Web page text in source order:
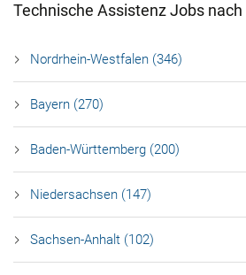
Technische Assistenz Jobs nach
Nordrhein-Westfalen (346)
Bayern (270)
Baden-Württemberg (200)
Niedersachsen (147)
Sachsen-Anhalt (102)